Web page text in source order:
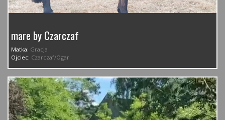
mare by Czarczaf
Matka: Gracja
Ojciec: Czarczaf/Ogar